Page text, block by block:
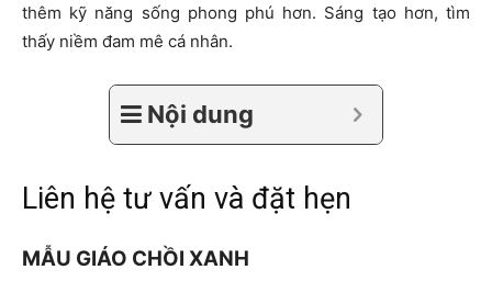
thêm kỹ năng sống phong phú hơn. Sáng tạo hơn, tìm
thấy niềm đam mê cá nhân.
Nội dung
Liên hệ tư vấn và đặt hẹn
MẪU GIÁO CHỒI XANH